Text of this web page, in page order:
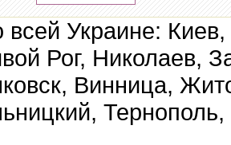
всей Украине:
Рог, Николаев,
Винница,
Тернополь,